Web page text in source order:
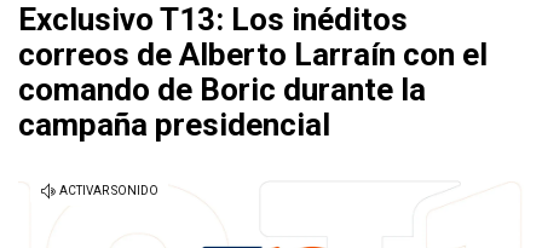
Exclusivo T13: Los inéditos
correos de Alberto Larraín con el
comando de Boric durante la
campaña presidencial